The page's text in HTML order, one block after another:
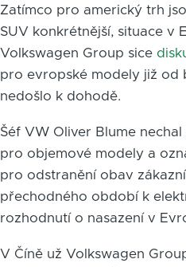
Zatímco pro americký trh
SUV konkrétnější, situace v
Volkswagen Group sice
pro evropské modely již od
nedošlo k dohodě.
Šéf VW Oliver Blume
pro objemové modely a
pro odstranění obav
přechodného období k
rozhodnutí o nasazení v
V Číně už Volkswagen